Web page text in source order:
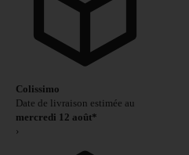
Colissimo
Date de livraison estimée au
mercredi 12 août*
›